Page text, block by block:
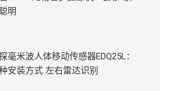
明
毫米波人体移动传感器EDQ25L：
安装方式 左右雷达识别